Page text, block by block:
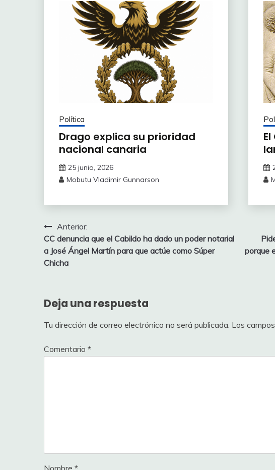
Política
Drago explica su prioridad
nacional canaria
25 junio, 2026
Mobutu Vladimir Gunnarson
Navegación
de
entradas
Anterior:
CC denuncia que el Cabildo ha dado un poder notarial
a José Ángel Martín para que actúe como Súper
Chicha
porque
Deja una respuesta
Tu dirección de correo electrónico no será publicada. Los
Comentario *
Nombre *